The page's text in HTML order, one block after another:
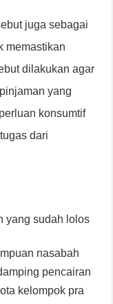
juga sebagai
memastikan
dilakukan agar
yang
konsumtif
dari
yang sudah lolos
nasabah
pencairan
kelompok pra